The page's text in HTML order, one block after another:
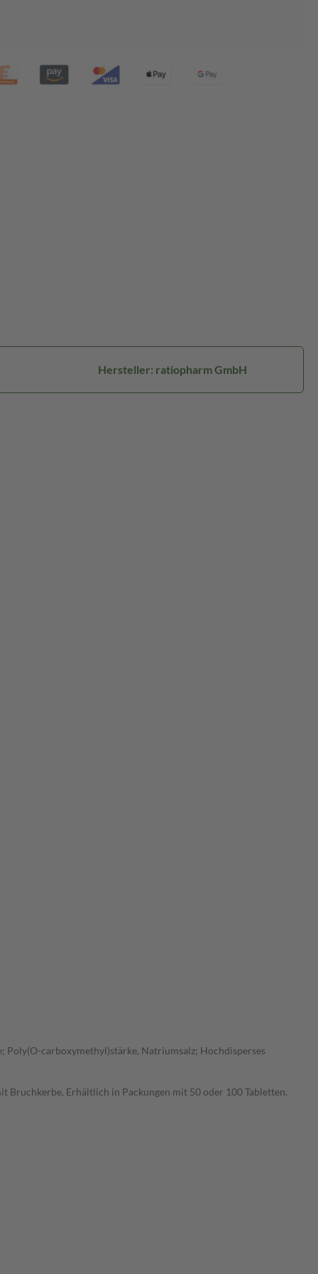
Hersteller: ratiopharm GmbH
carboxymethyl)stärke, Natriumsalz; Hochdisperses
Erhältlich in Packungen mit 50 oder 100 Tabletten.